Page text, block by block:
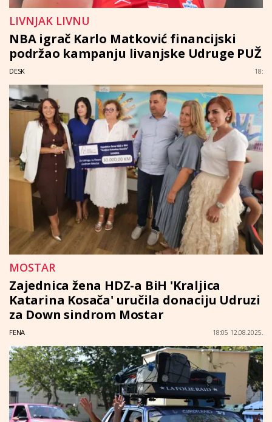
LIVNJAK LIVNU
NBA igrač Karlo Matković financijski
podržao kampanju livanjske Udruge PUŽ
DESK 18:
MOSTAR
Zajednica žena HDZ-a BiH 'Kraljica
Katarina Kosača' uručila donaciju Udruzi
za Down sindrom Mostar
FENA 18:05 12.08.2025.